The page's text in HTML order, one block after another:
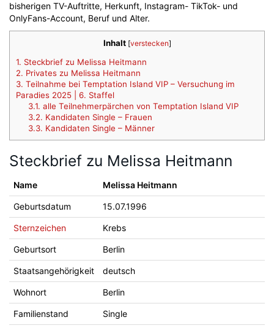
bisherigen TV-Auftritte, Herkunft, Instagram- TikTok- und
OnlyFans-Account, Beruf und Alter.
Inhalt [verstecken]
1. Steckbrief zu Melissa Heitmann
2. Privates zu Melissa Heitmann
3. Teilnahme bei Temptation Island VIP – Versuchung im
Paradies 2025 | 6. Staffel
3.1. alle Teilnehmerpärchen von Temptation Island VIP
3.2. Kandidaten Single – Frauen
3.3. Kandidaten Single – Männer
Steckbrief zu Melissa Heitmann
Name Melissa Heitmann
Geburtsdatum 15.07.1996
Sternzeichen Krebs
Geburtsort Berlin
Staatsangehörigkeit deutsch
Wohnort Berlin
Familienstand Single